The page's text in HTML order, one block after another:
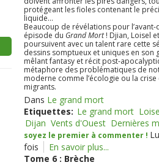
protégeant les fioles contenant le
liquide...
Beaucoup de révélations pour
épisode du Grand Mort! Djian, Loisel
poursuivent avec un talent rare cette
dessins somptueux et uniques en son
mêlant fantasy et récit post-
métaphore des problématiques de
moderne comme l’écologie ou la crise
migrants.
Dans Le grand mort
Etiquettes: Le grand mort
Dijan Vents d'Ouest Dernières
soyez le premier à commenter !
fois
En savoir plus...
Tome 6 : Brèche